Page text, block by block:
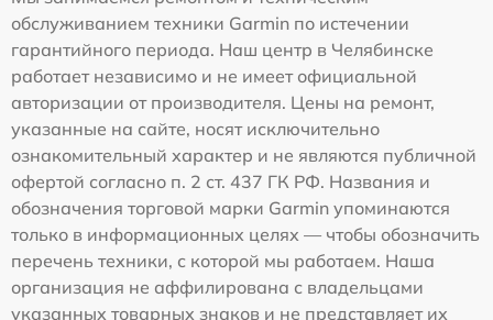
обслуживанием техники Garmin по истечении
гарантийного периода. Наш центр в Челябинске
работает независимо и не имеет официальной
авторизации от производителя. Цены на ремонт,
указанные на сайте, носят исключительно
ознакомительный характер и не являются публичной
офертой согласно п. 2 ст. 437 ГК РФ. Названия и
обозначения торговой марки Garmin упоминаются
только в информационных целях — чтобы обозначить
перечень техники, с которой мы работаем. Наша
организация не аффилирована с владельцами
указанных товарных знаков и не представляет их